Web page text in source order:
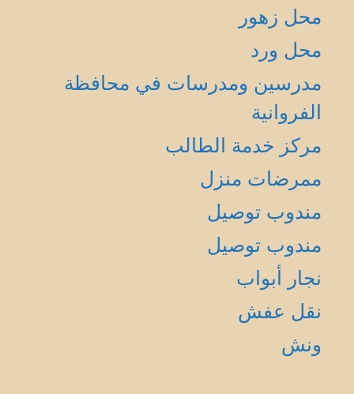
محل زهور
محل ورد
مدرسين ومدرسات في محافظة
الفروانية
مركز خدمة الطالب
ممرضات منزل
مندوب توصيل
مندوب توصيل
نجار أبواب
نقل عفش
ونش